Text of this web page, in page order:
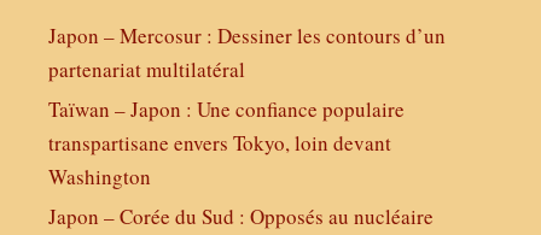
Japon – Mercosur : Dessiner les contours d’un
partenariat multilatéral
Taïwan – Japon : Une confiance populaire
transpartisane envers Tokyo, loin devant
Washington
Japon – Corée du Sud : Opposés au nucléaire